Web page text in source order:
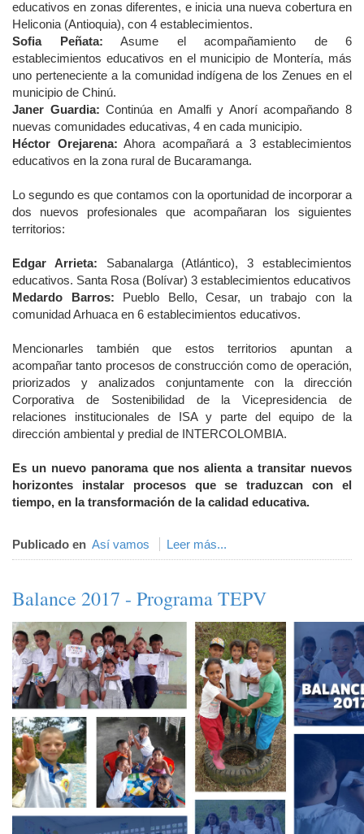
educativos en zonas diferentes, e inicia una nueva cobertura en
Heliconia (Antioquia), con 4 establecimientos.
Sofia Peñata: Asume el acompañamiento de 6
establecimientos educativos en el municipio de Montería, más
uno perteneciente a la comunidad indígena de los Zenues en el
municipio de Chinú.
Janer Guardia: Continúa en Amalfi y Anorí acompañando 8
nuevas comunidades educativas, 4 en cada municipio.
Héctor Orejarena: Ahora acompañará a 3 establecimientos
educativos en la zona rural de Bucaramanga.
Lo segundo es que contamos con la oportunidad de incorporar a
dos nuevos profesionales que acompañaran los siguientes
territorios:
Edgar Arrieta: Sabanalarga (Atlántico), 3 establecimientos
educativos. Santa Rosa (Bolívar) 3 establecimientos educativos
Medardo Barros: Pueblo Bello, Cesar, un trabajo con la
comunidad Arhuaca en 6 establecimientos educativos.
Mencionarles también que estos territorios apuntan a
acompañar tanto procesos de construcción como de operación,
priorizados y analizados conjuntamente con la dirección
Corporativa de Sostenibilidad de la Vicepresidencia de
relaciones institucionales de ISA y parte del equipo de la
dirección ambiental y predial de INTERCOLOMBIA.
Es un nuevo panorama que nos alienta a transitar nuevos
horizontes instalar procesos que se traduzcan con el
tiempo, en la transformación de la calidad educativa.
Publicado en Así vamos Leer más...
Balance 2017 - Programa TEPV